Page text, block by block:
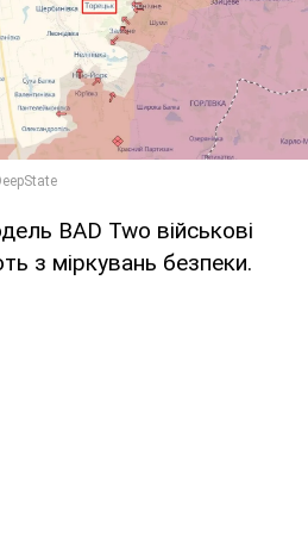
BAD Two військові
з міркувань безпеки.